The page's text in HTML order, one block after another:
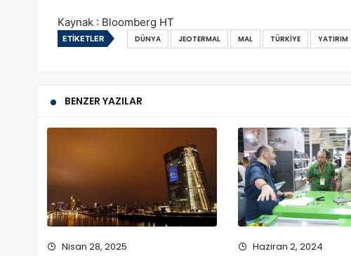
Kaynak : Bloomberg HT
ETIKETLER DÜNYA JEOTERMAL MAL TÜRKIYE YATIRIM
BENZER YAZILAR
Nisan 28, 2025 Haziran 2, 2024